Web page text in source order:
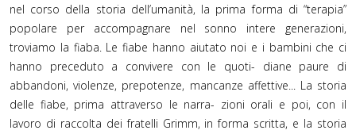
nel corso della storia dell’umanità, la prima forma di “terapia”
popolare per accompagnare nel sonno intere generazioni,
troviamo la fiaba. Le fiabe hanno aiutato noi e i bambini che ci
hanno preceduto a convivere con le quoti- diane paure di
abbandoni, violenze, prepotenze, mancanze affettive... La storia
delle fiabe, prima attraverso le narra- zioni orali e poi, con il
lavoro di raccolta dei fratelli Grimm, in forma scritta, e la storia